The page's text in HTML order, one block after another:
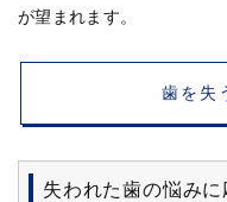
が望まれます。
歯を失
失われた歯の悩み